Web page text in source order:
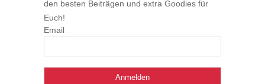
den besten Beiträgen und extra Goodies für
Euch!
Email